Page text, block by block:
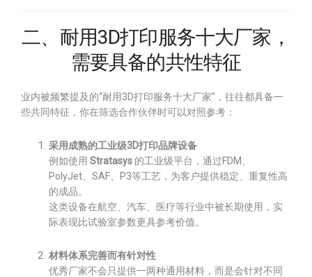
二、耐用3D打印服务十大厂家，
需要具备的共性特征
业内被频繁提及的“耐用3D打印服务十大厂家”，往往都具备一
些共同特征，你在筛选合作伙伴时可以对照参考：
采用成熟的工业级3D打印品牌设备
例如使用 Stratasys 的工业级平台，通过FDM、
PolyJet、SAF、P3等工艺，为客户提供稳定、重复性高
的成品。
这类设备在航空、汽车、医疗等行业中被长期使用，实
际表现比试验室参数更具参考价值。
材料体系完善而有针对性
优秀厂家不会只提供一两种通用材料，而是会针对不同